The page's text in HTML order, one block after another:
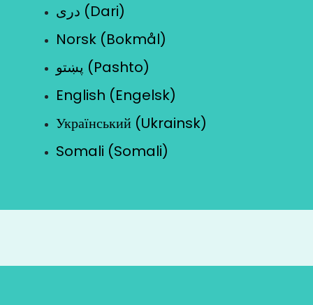
دری (Dari)
Norsk (Bokmål)
پښتو (Pashto)
English (Engelsk)
Український (Ukrainsk)
Somali (Somali)